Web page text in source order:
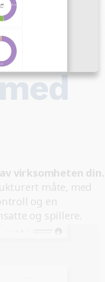
virksomheten din.
måte, med
og en
og spillere.